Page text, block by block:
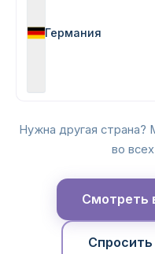
Германия
Нужна другая
во
Смотреть